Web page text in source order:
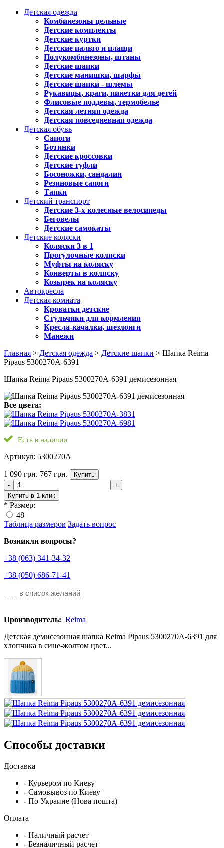
Детская одежда
Комбинезоны цельные
Детские комплекты
Детские куртки
Детские пальто и плащи
Полукомбинезоны, штаны
Детские шапки
Детские манишки, шарфы
Детские шапки - шлемы
Рукавицы, краги, пинетки для детей
Флисовые поддевы, термобелье
Детская летняя одежда
Детская повседневная одежда
Детская обувь
Сапоги
Ботинки
Детские кроссовки
Детские туфли
Босоножки, сандалии
Резиновые сапоги
Тапки
Детский транспорт
Детские 3-х колесные велосипеды
Беговелы
Детские самокаты
Детские коляски
Коляски 3 в 1
Прогулочные коляски
Муфты на коляску
Конверты в коляску
Козырек на коляску
Автокресла
Детская комната
Кроватки детские
Стульчики для кормления
Кресла-качалки, шезлонги
Манежи
Главная > Детская одежда > Детские шапки > Шапка Reima
Pipaus 5300270A-6391
Шапка Reima Pipaus 5300270A-6391 демисезонная
Все цвета:
Есть в наличии
Артикул: 5300270A
1 090 грн. 767 грн.
Купить
-
+
Купить в 1 клик
* Размер:
48
Таблица размеров Задать вопрос
Возникли вопросы?
+38 (063) 341-34-32
+38 (050) 686-71-41
в список желаний
Производитель: Reima
Детская демисезонная шапка Reima Pipaus 5300270A-6391 для
хлопчика в сине-жолтом цвет...
Способы доставки
Доставка
- Курьером по Киеву
- Самовывоз по Киеву
- По Украине (Нова пошта)
Оплата
- Наличный расчет
- Безналичный расчет